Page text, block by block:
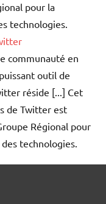
pour la
technologies.
communauté en
outil de
réside [...] Cet
de Twitter est
Régional pour
technologies.